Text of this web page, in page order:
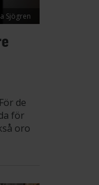
Sjögren
de
för
oro